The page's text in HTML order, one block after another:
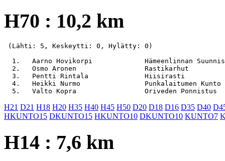
H70 : 10,2 km
(Lähti: 5, Keskeytti: 0, Hylätty: 0)
1.   Aarno Hovikorpi
2.   Osmo Aronen                 Rastikarhut
3.   Pentti Rintala              Hiisirasti
4.   Heikki Nurmo                Punkalaitumen
H21 D21 H18 H20 H35 H40 H45 H50 D20 D18 D16 D35 D40
HKUNTO15 DKUNTO15 HKUNTO10 DKUNTO10 KUNTO7
H14 : 7,6 km